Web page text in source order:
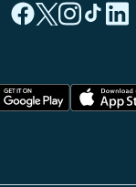
(new tab)
(new tab)
(new tab)
(new tab)